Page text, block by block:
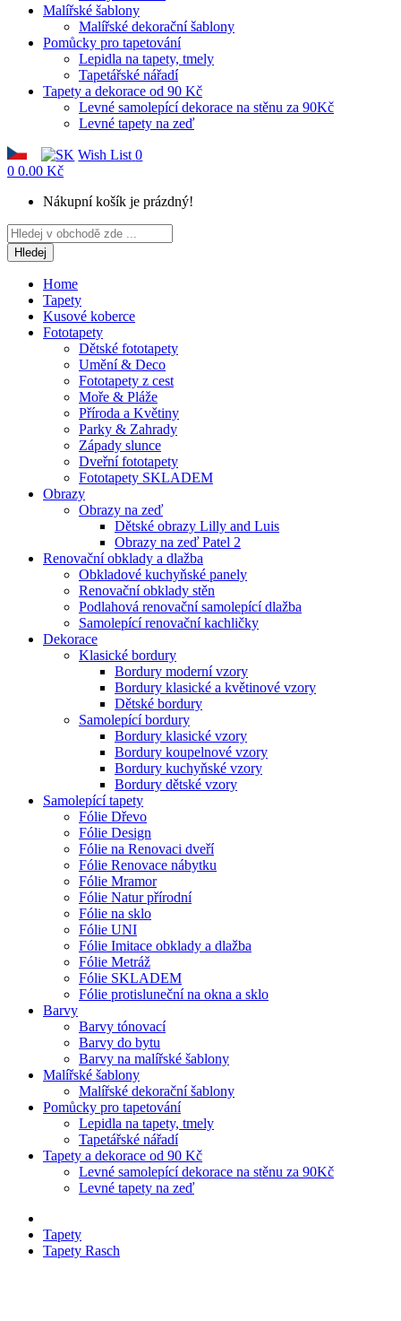
Malířské šablony
Malířské dekorační šablony
Pomůcky pro tapetování
Lepidla na tapety, tmely
Tapetářské nářadí
Tapety a dekorace od 90 Kč
Levné samolepící dekorace na stěnu za 90Kč
Levné tapety na zeď
Wish List 0
0 0.00 Kč
Nákupní košík je prázdný!
Hledej
Home
Tapety
Kusové koberce
Fototapety
Dětské fototapety
Umění & Deco
Fototapety z cest
Moře & Pláže
Příroda a Květiny
Parky & Zahrady
Západy slunce
Dveřní fototapety
Fototapety SKLADEM
Obrazy
Obrazy na zeď
Dětské obrazy Lilly and Luis
Obrazy na zeď Patel 2
Renovační obklady a dlažba
Obkladové kuchyňské panely
Renovační obklady stěn
Podlahová renovační samolepící dlažba
Samolepící renovační kachličky
Dekorace
Klasické bordury
Bordury moderní vzory
Bordury klasické a květinové vzory
Dětské bordury
Samolepící bordury
Bordury klasické vzory
Bordury koupelnové vzory
Bordury kuchyňské vzory
Bordury dětské vzory
Samolepící tapety
Fólie Dřevo
Fólie Design
Fólie na Renovaci dveří
Fólie Renovace nábytku
Fólie Mramor
Fólie Natur přírodní
Fólie na sklo
Fólie UNI
Fólie Imitace obklady a dlažba
Fólie Metráž
Fólie SKLADEM
Fólie protisluneční na okna a sklo
Barvy
Barvy tónovací
Barvy do bytu
Barvy na malířské šablony
Malířské šablony
Malířské dekorační šablony
Pomůcky pro tapetování
Lepidla na tapety, tmely
Tapetářské nářadí
Tapety a dekorace od 90 Kč
Levné samolepící dekorace na stěnu za 90Kč
Levné tapety na zeď
Tapety
Tapety Rasch